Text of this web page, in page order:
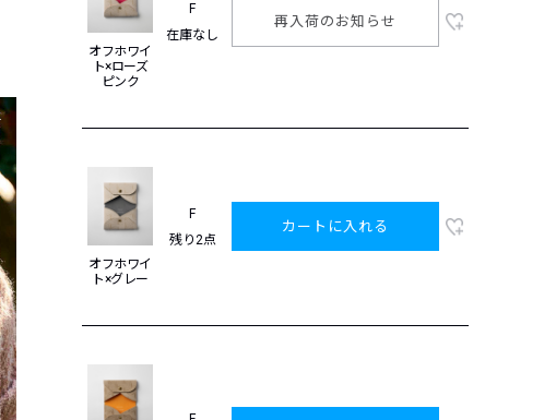
オフホワイ
ト×ローズ
ピンク
F
在庫なし
再入荷のお知らせ
オフホワイ
ト×グレー
F
残り2点
カートに入れる